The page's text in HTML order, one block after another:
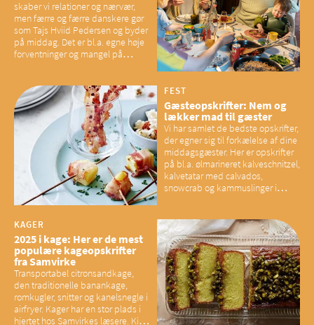
skaber vi relationer og nærvær,
men færre og færre danskere gør
som Tajs Hviid Pedersen og byder
på middag. Det er bl.a. egne høje
forventninger og mangel på
have konsekvenser for vores
sociale fællesskaber
FEST
Gæsteopskrifter: Nem og
lækker mad til gæster
Vi har samlet de bedste opskrifter,
der egner sig til forkælelse af dine
middagsgæster. Her er opskrifter
på bl.a. ølmarineret kalveschnitzel,
kalvetatar med calvados,
snowcrab og kammuslinger i
KAGER
2025 i kage: Her er de mest
populære kageopskrifter
fra Samvirke
Transportabel citronsandkage,
den traditionelle banankage,
romkugler, snitter og kanelsnegle i
airfryer. Kager har en stor plads i
hjertet hos Samvirkes læsere. Kig